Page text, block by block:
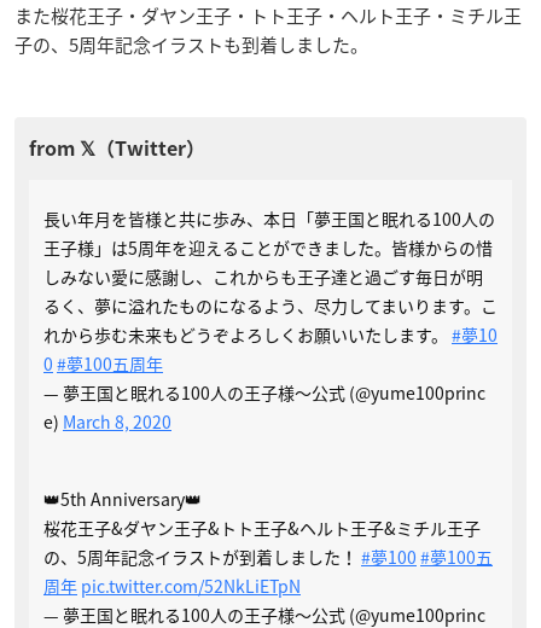
また桜花王子・ダヤン王子・トト王子・ヘルト王子・ミチル王
子の、5周年記念イラストも到着しました。
長い年月を皆様と共に歩み、本日「夢王国と眠れる100人の
王子様」は5周年を迎えることができました。皆様からの惜
しみない愛に感謝し、これからも王子達と過ごす毎日が明
るく、夢に溢れたものになるよう、尽力してまいります。こ
れから歩む未来もどうぞよろしくお願いいたします。 #夢10
0 #夢100五周年
— 夢王国と眠れる100人の王子様～公式 (@yume100princ
e) March 8, 2020
👑5th Anniversary👑
桜花王子&ダヤン王子&トト王子&ヘルト王子&ミチル王子
の、5周年記念イラストが到着しました！ #夢100 #夢100五
周年 pic.twitter.com/52NkLiETpN
— 夢王国と眠れる100人の王子様～公式 (@yume100princ